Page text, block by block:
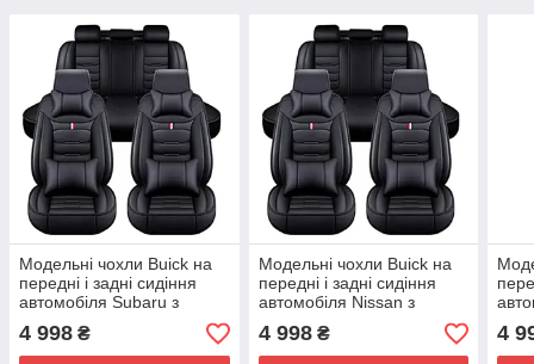
Модельні чохли Buick на
передні і задні сидіння
автомобіля Subaru з
подушками
4 998 ₴
Модельні чохли Buick на
передні і задні сидіння
автомобіля Nissan з
подушками
4 998₴ 4